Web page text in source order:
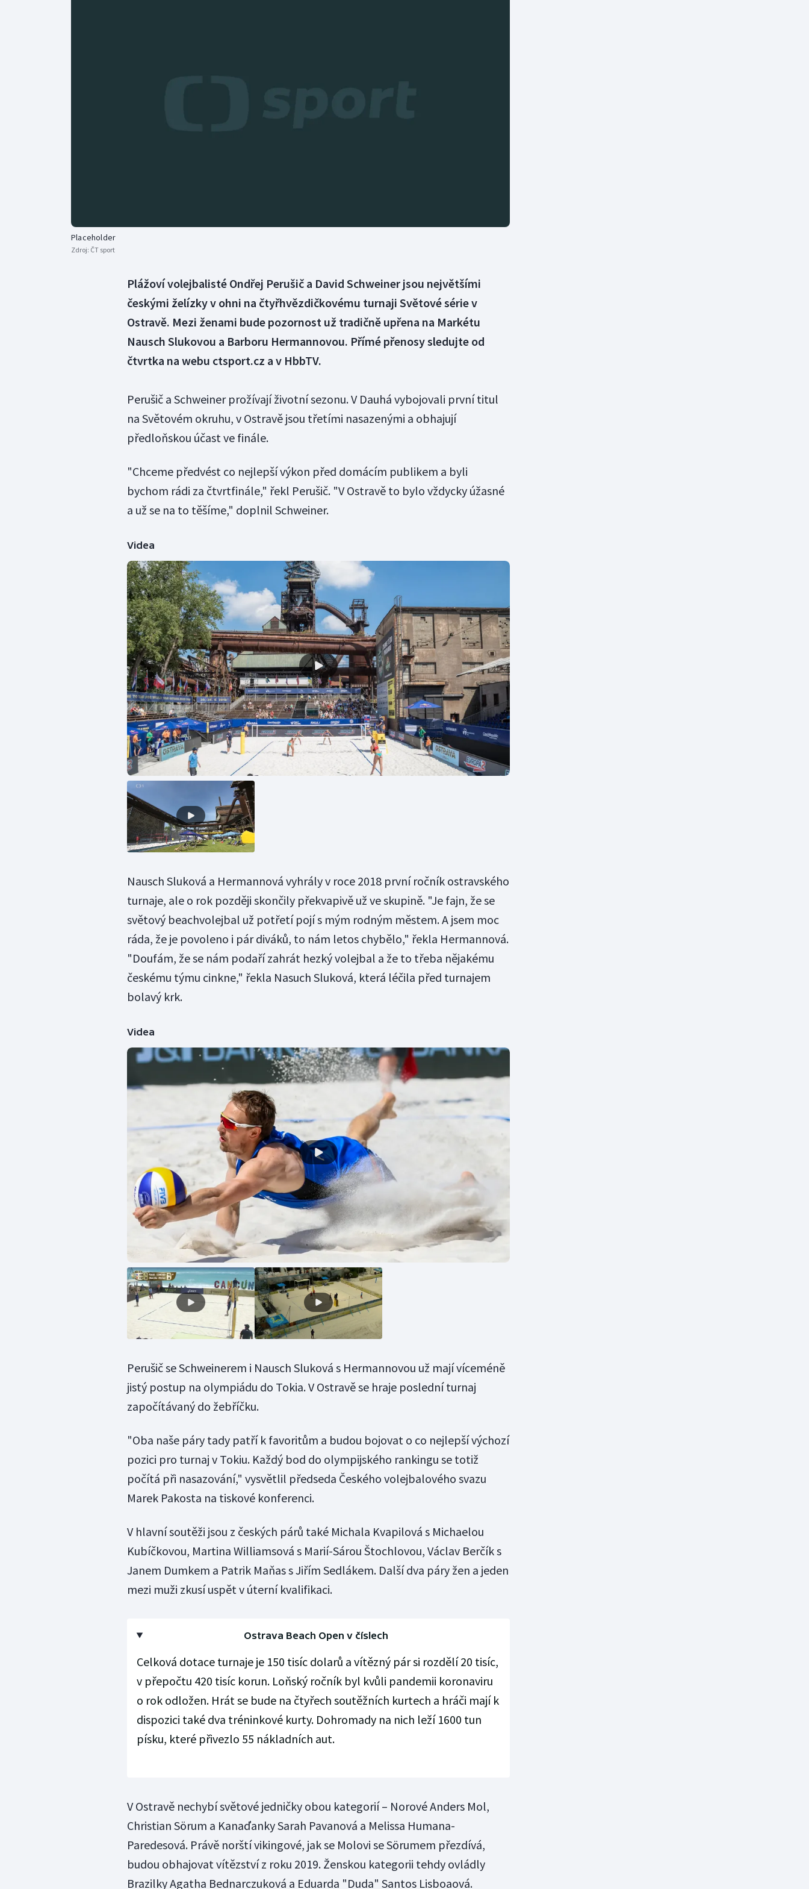
Parasport
Placeholder
Zdroj: ČT sport
Plážoví volejbalisté Ondřej Perušič a David Schweiner jsou největšími
českými želízky v ohni na čtyřhvězdičkovému turnaji Světové série v
Ostravě. Mezi ženami bude pozornost už tradičně upřena na Markétu
Nausch Slukovou a Barboru Hermannovou. Přímé přenosy sledujte od
čtvrtka na webu ctsport.cz a v HbbTV.
Perušič a Schweiner prožívají životní sezonu. V Dauhá vybojovali první titul
na Světovém okruhu, v Ostravě jsou třetími nasazenými a obhajují
předloňskou účast ve finále.
"Chceme předvést co nejlepší výkon před domácím publikem a byli
bychom rádi za čtvrtfinále," řekl Perušič. "V Ostravě to bylo vždycky úžasné
a už se na to těšíme," doplnil Schweiner.
Videa
Nausch Sluková a Hermannová vyhrály v roce 2018 první ročník ostravského
turnaje, ale o rok později skončily překvapivě už ve skupině. "Je fajn, že se
světový beachvolejbal už potřetí pojí s mým rodným městem. A jsem moc
ráda, že je povoleno i pár diváků, to nám letos chybělo," řekla Hermannová.
"Doufám, že se nám podaří zahrát hezký volejbal a že to třeba nějakému
českému týmu cinkne," řekla Nasuch Sluková, která léčila před turnajem
bolavý krk.
Videa
Perušič se Schweinerem i Nausch Sluková s Hermannovou už mají víceméně
jistý postup na olympiádu do Tokia. V Ostravě se hraje poslední turnaj
započítávaný do žebříčku.
"Oba naše páry tady patří k favoritům a budou bojovat o co nejlepší výchozí
pozici pro turnaj v Tokiu. Každý bod do olympijského rankingu se totiž
počítá při nasazování," vysvětlil předseda Českého volejbalového svazu
Marek Pakosta na tiskové konferenci.
V hlavní soutěži jsou z českých párů také Michala Kvapilová s Michaelou
Kubíčkovou, Martina Williamsová s Marií-Sárou Štochlovou, Václav Berčík s
Janem Dumkem a Patrik Maňas s Jiřím Sedlákem. Další dva páry žen a jeden
mezi muži zkusí uspět v úterní kvalifikaci.
Ostrava Beach Open v číslech
Celková dotace turnaje je 150 tisíc dolarů a vítězný pár si rozdělí 20 tisíc,
v přepočtu 420 tisíc korun. Loňský ročník byl kvůli pandemii koronaviru
o rok odložen. Hrát se bude na čtyřech soutěžních kurtech a hráči mají k
dispozici také dva tréninkové kurty. Dohromady na nich leží 1600 tun
písku, které přivezlo 55 nákladních aut.
V Ostravě nechybí světové jedničky obou kategorií – Norové Anders Mol,
Christian Sörum a Kanaďanky Sarah Pavanová a Melissa Humana-
Paredesová. Právě norští vikingové, jak se Molovi se Sörumem přezdívá,
budou obhajovat vítězství z roku 2019. Ženskou kategorii tehdy ovládly
Brazilky Agatha Bednarczuková a Eduarda "Duda" Santos Lisboaová.